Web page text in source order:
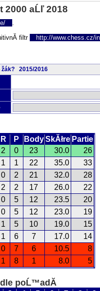
2000 aĹľ 2018
.
filtr http://www.chess.cz/
2015/2016
R P Body SkĂłre Partie
2 0 23 30.0
26
1 1 22 35.0
33
0 2 21 32.0
28
2 2 17 26.0
22
0 5 12 23.5
20
0 5 12 23.0
19
1 5 10 19.0
15
1 6 7 17.0
14
0 7 6 10.5
8
1 8 1 8.0 5
poĹ™adĂ­